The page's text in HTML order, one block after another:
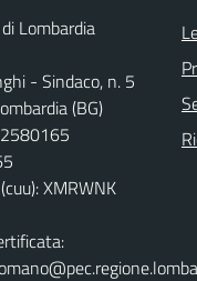
Lombardia
- Sindaco, n. 5
(BG)
XMRWNK